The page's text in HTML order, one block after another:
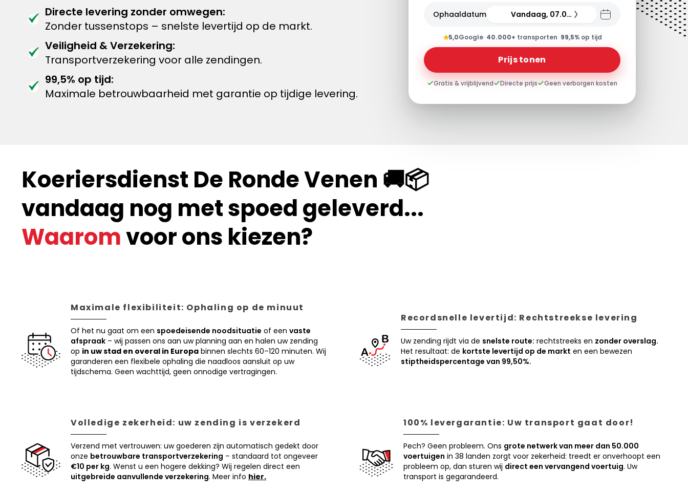
Directe levering zonder omwegen:
Zonder tussenstops – snelste levertijd op de markt.
Veiligheid & Verzekering:
Transportverzekering voor alle zendingen.
99,5% op tijd:
Maximale betrouwbaarheid met garantie op tijdige levering.
Ophaaldatum Vandaag, 07.08.26
★5,0Google· 40.000+ transporten· 99,5%op tijd
Prijs tonen
Gratis & vrijblijvend Directe prijs Geen verborgen kosten
Koeriersdienst De Ronde Venen 🚚📦
vandaag nog met spoed geleverd...
Waaromvoor ons kiezen?
Maximale flexibiliteit: Ophaling op de minuut
Of het nu gaat om een spoedeisende noodsituatie of een vaste
afspraak – wij passen ons aan uw planning aan en halen uw zending
op in uw stad en overal in Europa binnen slechts 60–120 minuten. Wij
garanderen een flexibele ophaling die naadloos aansluit op uw
tijdschema. Geen wachttijd, geen onnodige vertragingen.
Recordsnelle levertijd: Rechtstreekse levering
Uw zending rijdt via de snelste route: rechtstreeks en zonder overslag.
Het resultaat: de kortste levertijd op de markt en een bewezen
stiptheidspercentage van 99,50%.
Volledige zekerheid: uw zending is verzekerd
Verzend met vertrouwen: uw goederen zijn automatisch gedekt door
onze betrouwbare transportverzekering – standaard tot ongeveer
€10 per kg. Wenst u een hogere dekking? Wij regelen direct een
uitgebreide aanvullende verzekering. Meer info hier.
100% levergarantie: Uw transport gaat door!
Pech? Geen probleem. Ons grote netwerk van meer dan 50.000
voertuigen in 38 landen zorgt voor zekerheid: treedt er onverhoopt een
probleem op, dan sturen wij direct een vervangend voertuig. Uw
transport is gegarandeerd.